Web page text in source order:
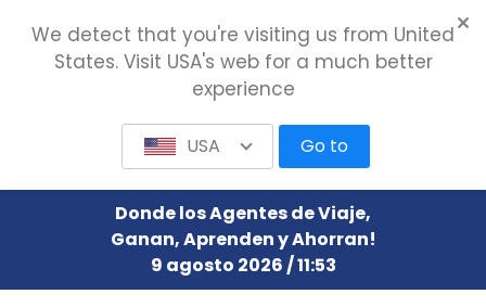
Donde los Agentes de Viaje,
Ganan, Aprenden y Ahorran!
9 agosto 2026 / 11:53
We detect that you're visiting us from United
States. Visit USA's web for a much better
experience
USA Go to